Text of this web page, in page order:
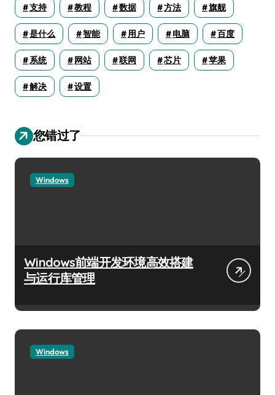
支持 教程 数据 方法 旗舰
是什么 智能 用户 电脑 百度
系统 网站 联网 芯片 苹果
解决 设置
您错过了
Windows
Windows前端开发环境高效搭建
与运行库管理
Windows